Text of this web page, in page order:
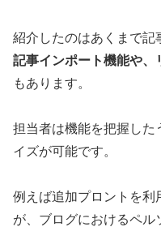
紹介したのはあくまで記
記事インポート機能や、
もあります。
担当者は機能を把握した
イズが可能です。
例えば追加プロントを利
が、ブログにおけるペ